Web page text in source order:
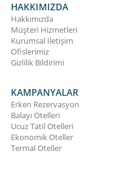
HAKKIMIZDA
Hakkımızda
Müşteri Hizmetleri
Kurumsal İletişim
Ofislerimiz
Gizlilik Bildirimi
KAMPANYALAR
Erken Rezervasyon
Balayı Otelleri
Ucuz Tatil Otelleri
Ekonomik Oteller
Termal Oteller